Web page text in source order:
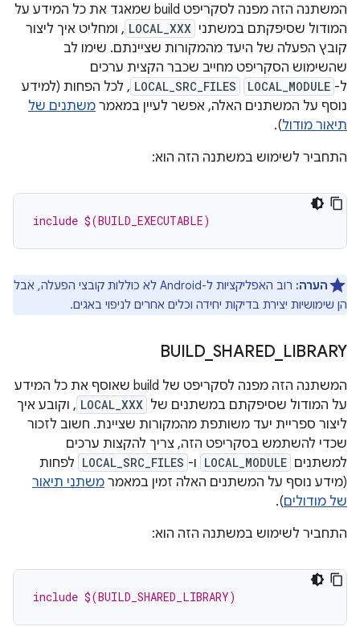
המשתנה הזה מפנה לסקריפט build שמאגד את כל המידע על
המודול שסיפקתם במשתני LOCAL_XXX , ומחליט איך ליצור
קובץ הפעלה של היעד מהמקורות שציינתם. שימו לב
שהשימוש הסקריפט מחייב שכבר הקצית ערכים
ל- LOCAL_MODULE
LOCAL_SRC_FILES , לכל הפחות (למידע
נוסף על המשתנים האלה, אפשר לעיין במאמר משתנים של
תיאור מודול).
התחביר לשימוש במשתנה הזה הוא:
include $(BUILD_EXECUTABLE)
הערה:
רוב האפליקציות ל-Android לא כוללות קובצי הפעלה, אבל
הן שימושיות יצירת בדיקות יחידה וכלים אחרים לניפוי באגים.
BUILD_ SHARED LIBRARY
המשתנה הזה מפנה לסקריפט של build שאוסף את כל המידע
על המודול שסיפקתם במשתנים של LOCAL_XXX , וקובע איך
ליצור ספריית יעד משותפת מהמקורות שציינת. חשוב לזכור
שכדי להשתמש בסקריפט הזה, צריך להקצות ערכים
למשתנים LOCAL_MODULE ו- LOCAL_SRC_FILES לפחות
(מידע נוסף על המשתנים האלה זמין במאמר משתני תיאור
של מודולים).
התחביר לשימוש במשתנה הזה הוא:
include $(BUILD_SHARED_LIBRARY)